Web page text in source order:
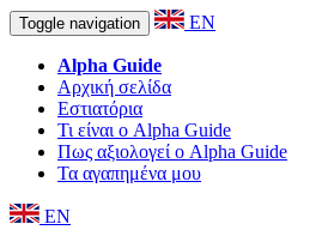
Toggle navigation EN
Alpha Guide
Αρχική σελίδα
Εστιατόρια
Τι είναι ο Alpha Guide
Πως αξιολογεί ο Alpha Guide
Τα αγαπημένα μου
EN